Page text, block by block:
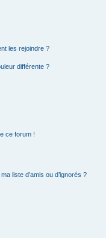
les rejoindre ?
différente ?
ce forum !
liste d’amis ou d’ignorés ?